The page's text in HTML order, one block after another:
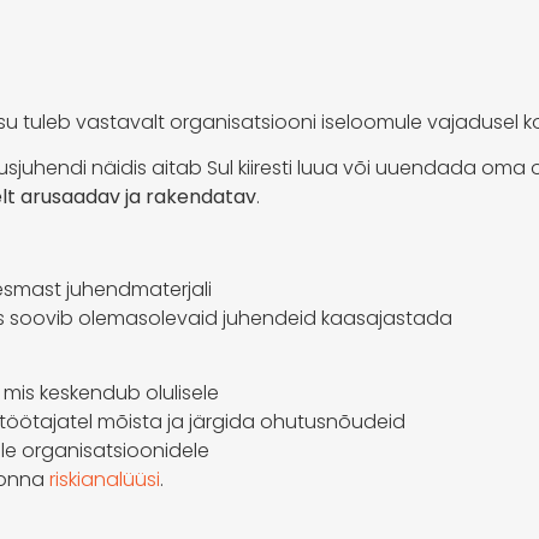
tuleb vastavalt organisatsiooni iseloomule vajadusel
näidis aitab Sul kiiresti luua või uuendada
arusaadav ja rakendatav.
juhendmaterjali
soovib olemasolevaid juhendeid kaasajastada
mis keskendub olulisele
mõista ja järgida ohutusnõudeid
organisatsioonidele
riskianalüüsi.